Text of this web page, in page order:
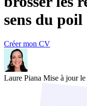
sens du
Créer mon CV
Laure Piana Mise à jour